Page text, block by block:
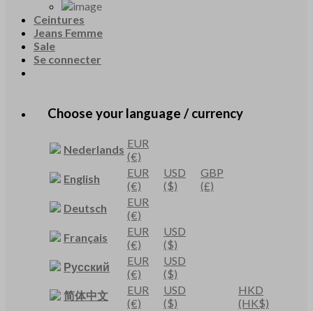
Ceintures
Jeans Femme
Sale
Se connecter
Choose your language / currency
Nederlands EUR
(€)
English
EUR
(€)
USD
($)
GBP
(£)
Deutsch
EUR
(€)
Français
EUR
(€)
USD
($)
Русский
EUR
(€)
USD
($)
简体中文
EUR
(€)
USD
($)
HKD
(HK$)